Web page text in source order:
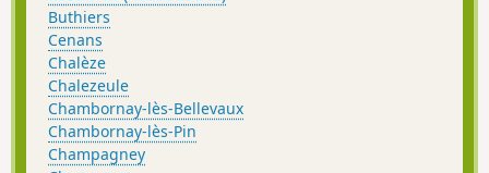
Buthiers
Cenans
Chalèze
Chalezeule
Chambornay-lès-Bellevaux
Chambornay-lès-Pin
Champagney